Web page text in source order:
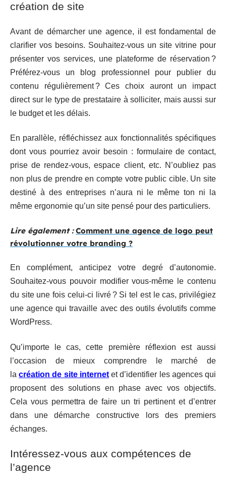
création de site
Avant de démarcher une agence, il est fondamental de
clarifier vos besoins. Souhaitez-vous un site vitrine pour
présenter vos services, une plateforme de réservation ?
Préférez-vous un blog professionnel pour publier du
contenu régulièrement ? Ces choix auront un impact
direct sur le type de prestataire à solliciter, mais aussi sur
le budget et les délais.
En parallèle, réfléchissez aux fonctionnalités spécifiques
dont vous pourriez avoir besoin : formulaire de contact,
prise de rendez-vous, espace client, etc. N’oubliez pas
non plus de prendre en compte votre public cible. Un site
destiné à des entreprises n’aura ni le même ton ni la
même ergonomie qu’un site pensé pour des particuliers.
Lire également : Comment une agence de logo peut
révolutionner votre branding ?
En complément, anticipez votre degré d’autonomie.
Souhaitez-vous pouvoir modifier vous-même le contenu
du site une fois celui-ci livré ? Si tel est le cas, privilégiez
une agence qui travaille avec des outils évolutifs comme
WordPress.
Qu’importe le cas, cette première réflexion est aussi
l’occasion de mieux comprendre le marché de
lacréation de site internetet d’identifier les agences qui
proposent des solutions en phase avec vos objectifs.
Cela vous permettra de faire un tri pertinent et d’entrer
dans une démarche constructive lors des premiers
échanges.
Intéressez-vous aux compétences de
l’agence